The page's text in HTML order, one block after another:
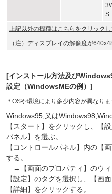
S
上記以外の機種はこちらをクリック
（注）ディスプレイの解像度が
[インストール方法及び
設定（WindowsMEの例）]
＊ OSや環境により多少内容が異なりま
Windows95,又は
【スタート】をクリックし、【
パネル】を選ぶ。
【コントロールパネル】内の【
する。
→【画面のプロパティ】のウィ
【設定】のタグを選択し、【画
【詳細】をクリックする。